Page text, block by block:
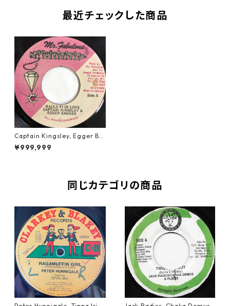
最近チェックした商品
Captain Kingsley, Egger Ba
nner - Halla Fi Di Love【7-2
0187】
¥999,999
同じカテゴリの商品